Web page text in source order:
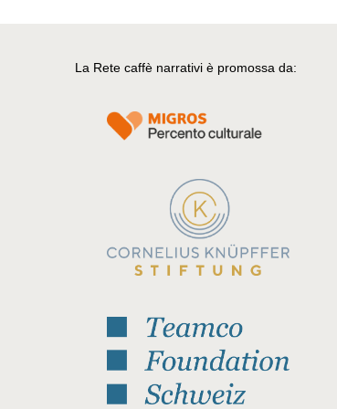
La Rete caffè narrativi è promossa da: